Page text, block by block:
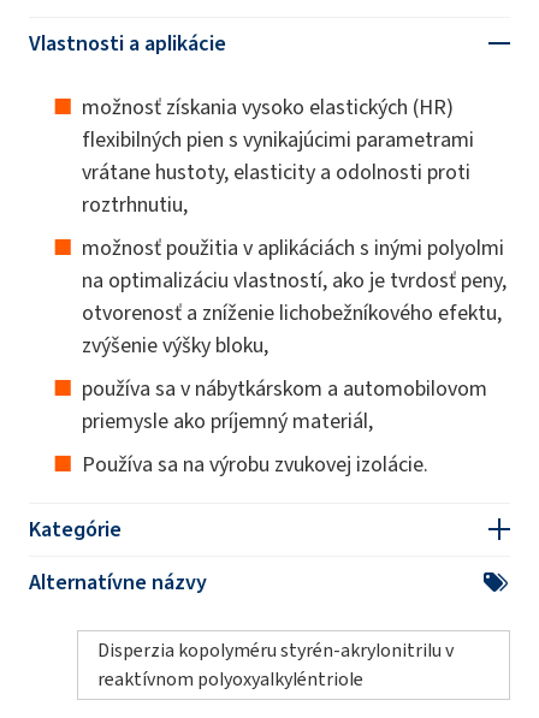
Vlastnosti a aplikácie
možnosť získania vysoko elastických (HR)
flexibilných pien s vynikajúcimi parametrami
vrátane hustoty, elasticity a odolnosti proti
roztrhnutiu,
možnosť použitia v aplikáciách s inými polyolmi
na optimalizáciu vlastností, ako je tvrdosť peny,
otvorenosť a zníženie lichobežníkového efektu,
zvýšenie výšky bloku,
používa sa v nábytkárskom a automobilovom
priemysle ako príjemný materiál,
Používa sa na výrobu zvukovej izolácie.
Kategórie
Alternatívne názvy
Disperzia kopolyméru styrén-akrylonitrilu v
reaktívnom polyoxyalkyléntriole